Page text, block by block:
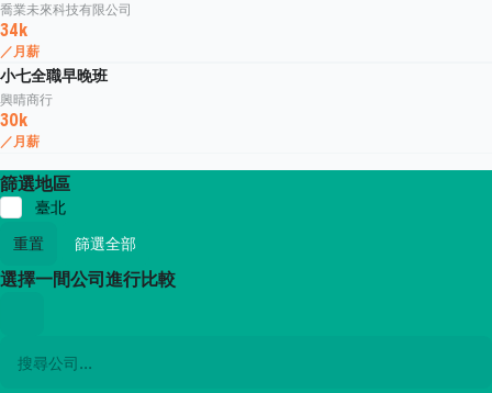
喬業未來科技有限公司
34k
／月薪
小七全職早晚班
興晴商行
30k
／月薪
篩選地區
臺北
重置
篩選全部
選擇一間公司進行比較